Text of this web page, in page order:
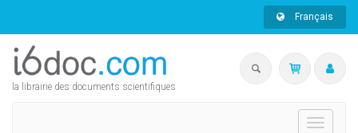
Français
la librairie des documents scientifiques
Toggle